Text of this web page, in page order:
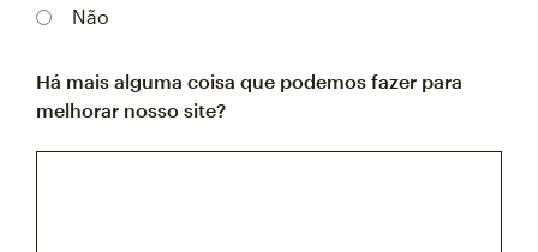
Não
Há mais alguma coisa que podemos fazer para
melhorar nosso site?